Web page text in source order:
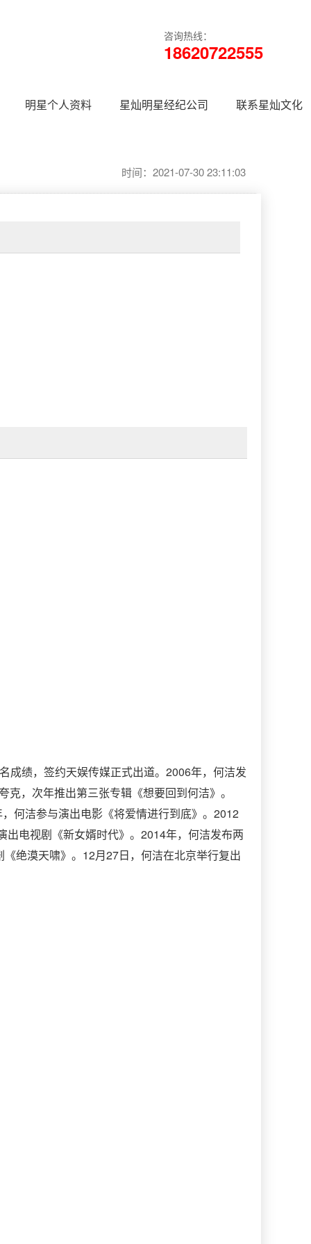
咨询热线：
18620722555
明星个人资料 星灿明星经纪公司 联系星灿文化
时间：2021-07-30 23:11:03
成绩，签约天娱传媒正式出道。2006年，何洁发
，次年推出第三张专辑《想要回到何洁》。
何洁参与演出电影《将爱情进行到底》。2012
电视剧《新女婿时代》。2014年，何洁发布两
绝漠天啸》。12月27日，何洁在北京举行复出